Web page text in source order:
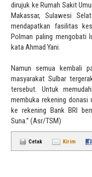
dirujuk ke Rumah Sakit
Makassar, Sulawesi
mendapatkan fasilitas
Polman paling mengobati
kata Ahmad Yani.
Namun semua kembali
masyarakat Sulbar
tersebut. Untuk
membuka rekening donasi
ke rekening Bank BRI
Suna.” (Asr/TSM)
Cetak Kirim